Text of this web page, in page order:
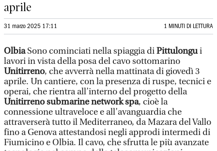
aprile
31 marzo 2025 17:11 1 MINUTI DI LETTURA
OlbiaSono cominciati nella spiaggia diPittulongui
lavori in vista della posa del cavo sottomarino
Unitirreno, che avverrà nella mattinata di giovedì 3
aprile. Un cantiere, con la presenza di ruspe, tecnici e
operai, che rientra all’interno del progetto della
Unitirreno submarine network spa, cioè la
connessione ultraveloce e all’avanguardia che
attraverserà tutto il Mediterraneo, da Mazara del Vallo
fino a Genova attestandosi negli approdi intermedi di
Fiumicino e Olbia. Il cavo, che sfrutta le più avanzate